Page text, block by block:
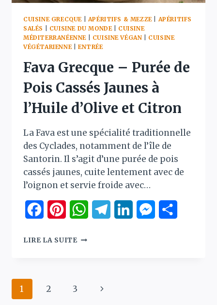
CUISINE GRECQUE|APÉRITIFS & MEZZE|APÉRITIFS
SALÉS
CUISINE DU MONDE| CUISINE
MÉDITERRANÉENNE| CUISINE VÉGAN
CUISINE
VÉGÉTARIENNE| ENTRÉE
Fava Grecque – Purée de
Pois Cassés Jaunes à
l’Huile d’Olive et Citron
La Fava est une spécialité traditionnelle
des Cyclades, notamment de l’île de
Santorin. Il s’agit d’une purée de pois
cassés jaunes, cuite lentement avec de
l’oignon et servie froide avec…
FacebookPinterestWhatsAppTelegramLinkedInMessenger
LIRE LA SUITEFAVA
POIS
Navigation
1 2 3
Page